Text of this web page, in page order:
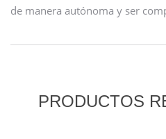
de manera autónoma y ser
PRODUCTOS